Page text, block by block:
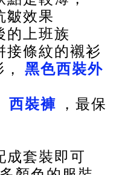
皺效果
的上班族
接條紋的襯衫
黑色西裝外
西裝褲 ，最保
成套裝即可